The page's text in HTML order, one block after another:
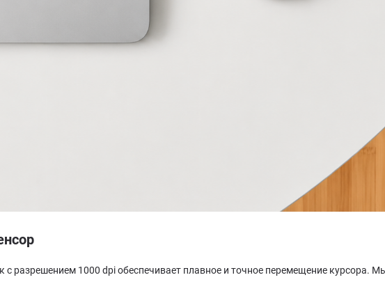
с разрешением 1000 dpi обеспечивает плавное и точное перемещение курсора.